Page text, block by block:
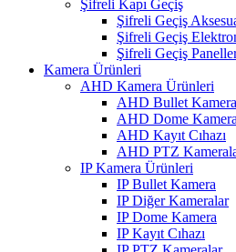
Şifreli Kapı Geçiş
Şifreli Geçiş
Şifreli Geçiş
Şifreli Geçiş
Kamera Ürünleri
AHD Kamera Ürünleri
AHD Bullet Kamera
AHD Dome Kamera
AHD Kayıt Cıhazı
AHD PTZ
IP Kamera Ürünleri
IP Bullet Kamera
IP Diğer Kameralar
IP Dome Kamera
IP Kayıt Cıhazı